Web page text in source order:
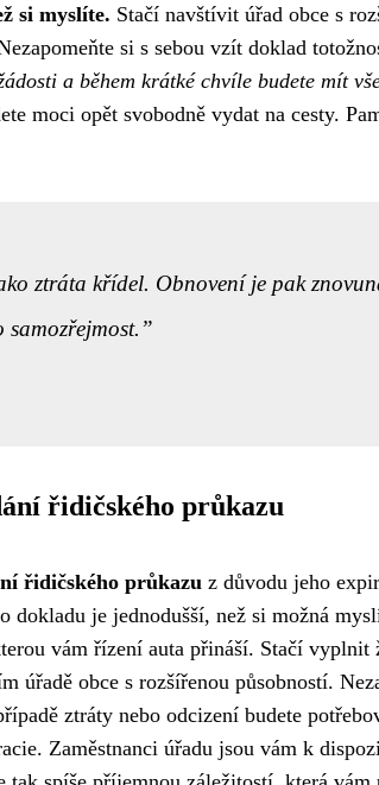
si myslíte. Stačí navštívit úřad obce s
si s sebou vzít doklad
a během krátké chvíle budete mít
moci opět svobodně vydat na cesty.
ztráta křídel. Obnovení je pak
samozřejmost.
řidičského průkazu
řidičského průkazu z důvodu jeho
dokladu je jednodušší, než si možná
vám řízení auta přináší. Stačí
úřadě obce s rozšířenou působností.
ztráty nebo odcizení budete
Zaměstnanci úřadu jsou vám k